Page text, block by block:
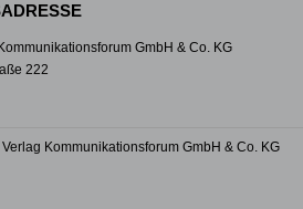
GmbH & Co. KG
222
Kommunikationsforum GmbH & Co. KG